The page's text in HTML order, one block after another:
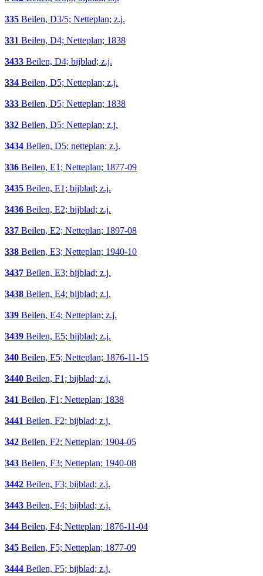
335 Beilen, D3/5; Netteplan; z.j.
331 Beilen, D4; Netteplan; 1838
3433 Beilen, D4; bijblad; z.j.
334 Beilen, D5; Netteplan; z.j.
333 Beilen, D5; Netteplan; 1838
332 Beilen, D5; Netteplan; z.j.
3434 Beilen, D5; netteplan; z.j.
336 Beilen, E1; Netteplan; 1877-09
3435 Beilen, E1; bijblad; z.j.
3436 Beilen, E2; bijblad; z.j.
337 Beilen, E2; Netteplan; 1897-08
338 Beilen, E3; Netteplan; 1940-10
3437 Beilen, E3; bijblad; z.j.
3438 Beilen, E4; bijblad; z.j.
339 Beilen, E4; Netteplan; z.j.
3439 Beilen, E5; bijblad; z.j.
340 Beilen, E5; Netteplan; 1876-11-15
3440 Beilen, F1; bijblad; z.j.
341 Beilen, F1; Netteplan; 1838
3441 Beilen, F2; bijblad; z.j.
342 Beilen, F2; Netteplan; 1904-05
343 Beilen, F3; Netteplan; 1940-08
3442 Beilen, F3; bijblad; z.j.
3443 Beilen, F4; bijblad; z.j.
344 Beilen, F4; Netteplan; 1876-11-04
345 Beilen, F5; Netteplan; 1877-09
3444 Beilen, F5; bijblad; z.j.